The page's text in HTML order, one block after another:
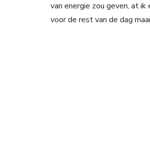
van energie zou geven, at
voor de rest van de dag